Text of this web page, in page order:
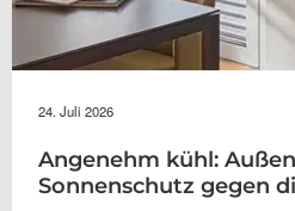
24. Juli 2026
Angenehm kühl:
Sonnenschutz gegen